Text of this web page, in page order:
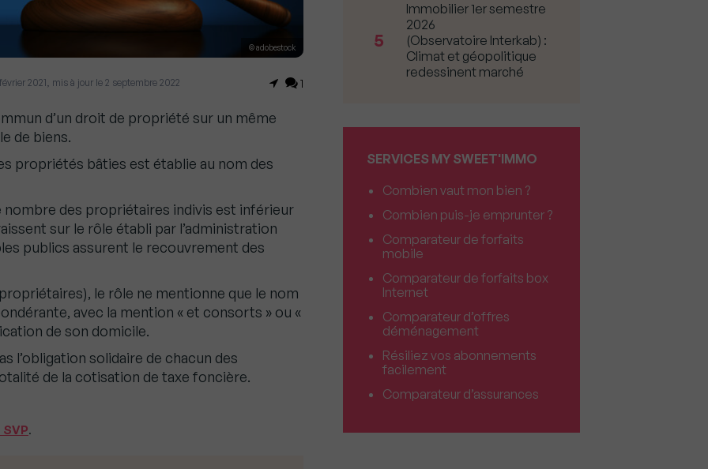
© adobestock
2021, mis à jour le 2 septembre 2022 1
d’un droit de propriété sur un même
de biens.
propriétés bâties est établie au nom des
nombre des propriétaires indivis est inférieur
sur le rôle établi par l’administration
publics assurent le recouvrement des
le rôle ne mentionne que le nom
avec la mention « et consorts » ou «
de son domicile.
l’obligation solidaire de chacun des
de la cotisation de taxe foncière.
.
5
Immobilier 1er semestre
2026
(Observatoire Interkab) :
Climat et géopolitique
redessinent marché
SERVICES MY SWEET'IMMO
Combien vaut mon bien ?
Combien puis-je emprunter ?
Comparateur de forfaits
mobile
Comparateur de forfaits box
Internet
Comparateur d’offres
déménagement
Résiliez vos abonnements
facilement
Comparateur d’assurances